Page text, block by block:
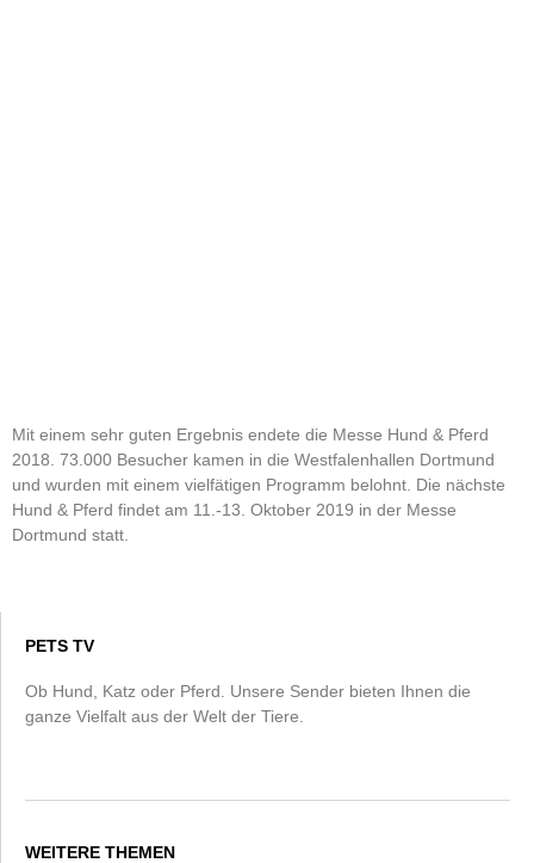
Mit einem sehr guten Ergebnis endete die Messe Hund & Pferd
2018. 73.000 Besucher kamen in die Westfalenhallen Dortmund
und wurden mit einem vielfätigen Programm belohnt. Die nächste
Hund & Pferd findet am 11.-13. Oktober 2019 in der Messe
Dortmund statt.
PETS TV
Ob Hund, Katz oder Pferd. Unsere Sender bieten Ihnen die
ganze Vielfalt aus der Welt der Tiere.
WEITERE THEMEN